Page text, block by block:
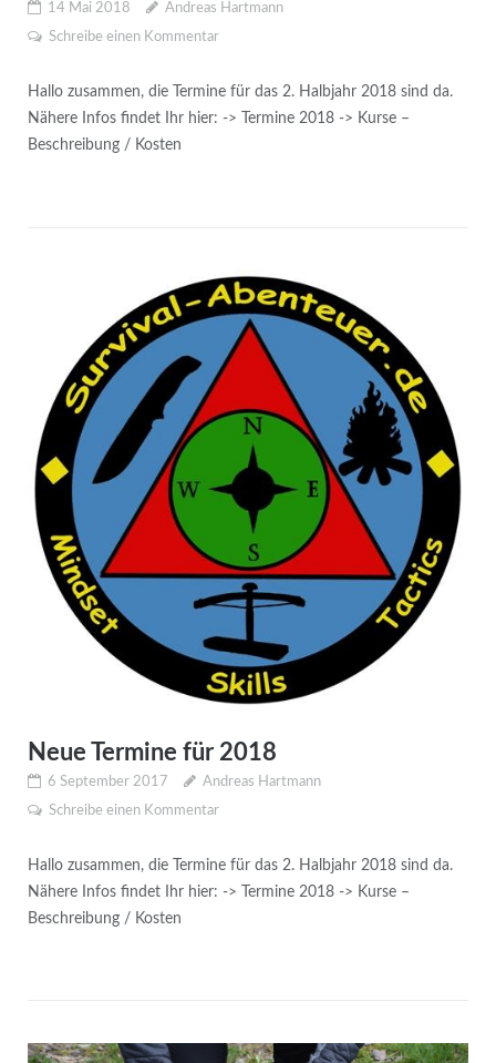
14 Mai 2018
Andreas Hartmann
Schreibe einen Kommentar
Hallo zusammen, die Termine für das 2. Halbjahr 2018 sind da.
Nähere Infos findet Ihr hier: -> Termine 2018 -> Kurse –
Beschreibung / Kosten
Neue Termine für 2018
6 September 2017
Andreas Hartmann
Schreibe einen Kommentar
Hallo zusammen, die Termine für das 2. Halbjahr 2018 sind da.
Nähere Infos findet Ihr hier: -> Termine 2018 -> Kurse –
Beschreibung / Kosten